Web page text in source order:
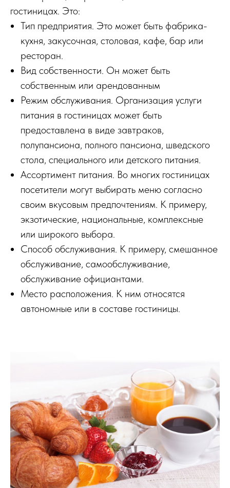
гостиницах. Это:
Тип предприятия. Это может быть фабрика-
кухня, закусочная, столовая, кафе, бар или
ресторан.
Вид собственности. Он может быть
собственным или арендованным
Режим обслуживания. Организация услуги
питания в гостиницах может быть
предоставлена в виде завтраков,
полупансиона, полного пансиона, шведского
стола, специального или детского питания.
Ассортимент питания. Во многих гостиницах
посетители могут выбирать меню согласно
своим вкусовым предпочтениям. К примеру,
экзотические, национальные, комплексные
или широкого выбора.
Способ обслуживания. К примеру, смешанное
обслуживание, самообслуживание,
обслуживание официантами.
Место расположения. К ним относятся
автономные или в составе гостиницы.